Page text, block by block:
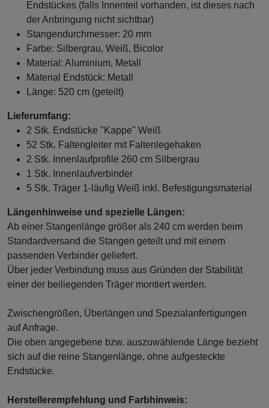
Endstückes (falls Innenteil vorhanden, ist dieses nach
der Anbringung nicht sichtbar)
Stangendurchmesser: 20 mm
Farbe: Silbergrau, Weiß, Bicolor
Material: Aluminium, Metall
Material Endstück: Metall
Länge: 520 cm (geteilt)
Lieferumfang:
2 Stk. Endstücke "Kappe" Weiß
52 Stk. Faltengleiter mit Faltenlegehaken
2 Stk. Innenlaufprofile 260 cm Silbergrau
1 Stk. Innenlaufverbinder
5 Stk. Träger 1-läufig Weiß inkl. Befestigungsmaterial
Längenhinweise und spezielle Längen:
Ab einer Stangenlänge größer als 240 cm werden beim
Standardversand die Stangen geteilt und mit einem
passenden Verbinder geliefert.
Über jeder Verbindung muss aus Gründen der Stabilität
einer der beiliegenden Träger montiert werden.
Zwischengrößen, Überlängen und Spezialanfertigungen
auf Anfrage.
Die oben angegebene bzw. auszuwählende Länge bezieht
sich auf die reine Stangenlänge, ohne aufgesteckte
Endstücke.
Herstellerempfehlung und Farbhinweis: